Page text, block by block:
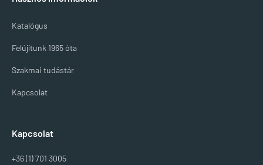
Katalógus
Felújítunk 1965 óta
Szakmai tudástár
Kapcsolat
Kapcsolat
+36 (1) 701 3005